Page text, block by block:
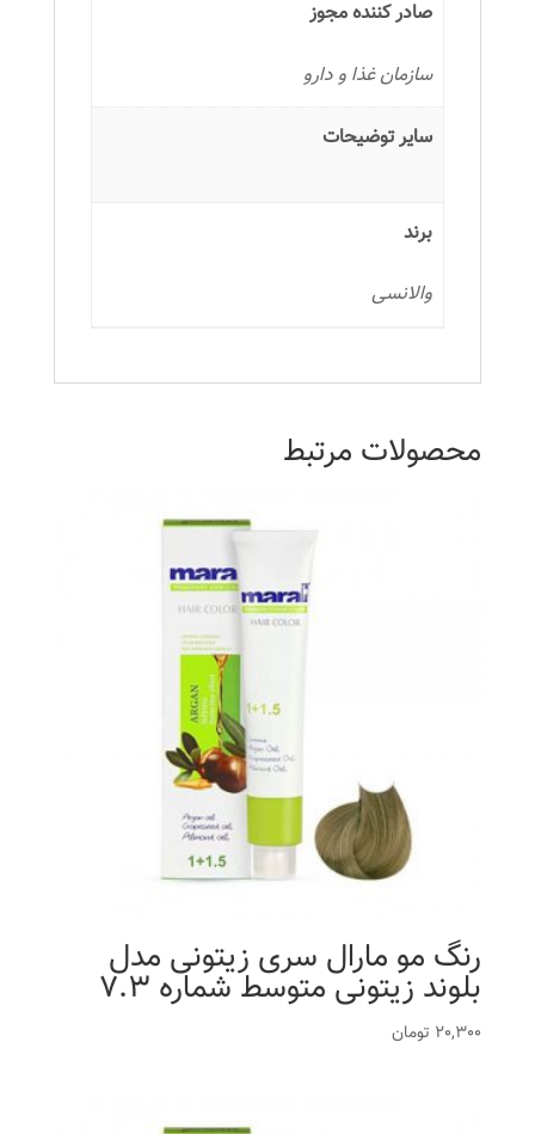
صادر کننده مجوز
سازمان غذا و دارو
سایر توضیحات
برند
والانسی
محصولات مرتبط
رنگ مو مارال سری زیتونی مدل
بلوند زیتونی متوسط شماره 7.3
20,300 تومان